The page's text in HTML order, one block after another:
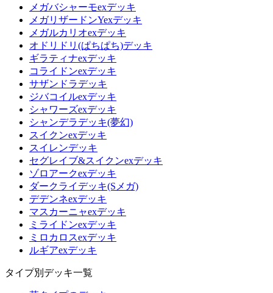
メガバシャーモexデッキ
メガリザードンYexデッキ
メガルカリオexデッキ
オドリドリ(ぱちぱち)デッキ
ギラティナexデッキ
コライドンexデッキ
サザンドラデッキ
ジバコイルexデッキ
シャワーズexデッキ
シャンデラデッキ(夢幻)
スイクンexデッキ
スイレンデッキ
セグレイブ&スイクンexデッキ
ゾロアークexデッキ
ダークライデッキ(Sメガ)
デデンネexデッキ
マスカーニャexデッキ
ミライドンexデッキ
ミロカロスexデッキ
ルギアexデッキ
タイプ別デッキ一覧